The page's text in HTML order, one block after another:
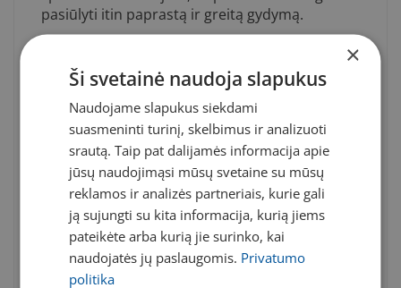
pasiūlyti itin paprastą ir greitą gydymą.
„Lazerinė vitreolizė – tai neskausminga, vietine
nejautra atliekama procedūra, trunkanti vos
15–20 minučių. Prieš procedūrą akys yra
nujautrinamos akių lašais, todėl procedūros
metu pacientas nejaučia nemalonių pojūčių ar
skausmo“, – tvirtina dr. Vilija Danilevičienė.
Anot chirurgės, po lazerinės vitreolizės
procedūros įprastai paciento veiklai
apribojimų nėra, jis iškart gali gyventi sau
įprastą gyvenimą, o procedūros efektą galima
vertinti jau po kelių dienų.
×
Ši svetainė naudoja slapukus
Naudojame slapukus siekdami
suasmeninti turinį, skelbimus ir analizuoti
srautą. Taip pat dalijamės informacija apie
jūsų naudojimąsi mūsų svetaine su mūsų
reklamos ir analizės partneriais, kurie gali
ją sujungti su kita informacija, kurią jiems
pateikėte arba kurią jie surinko, kai
naudojatės jų paslaugomis. Privatumo
politika